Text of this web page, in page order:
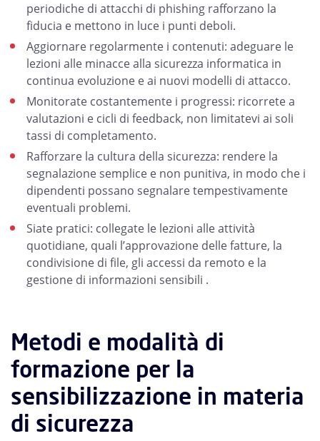
periodiche di attacchi di phishing rafforzano la
fiducia e mettono in luce i punti deboli.
Aggiornare regolarmente i contenuti: adeguare le
lezioni alle minacce alla sicurezza informatica in
continua evoluzione e ai nuovi modelli di attacco.
Monitorate costantemente i progressi: ricorrete a
valutazioni e cicli di feedback, non limitatevi ai soli
tassi di completamento.
Rafforzare la cultura della sicurezza: rendere la
segnalazione semplice e non punitiva, in modo che i
dipendenti possano segnalare tempestivamente
eventuali problemi.
Siate pratici: collegate le lezioni alle attività
quotidiane, quali l’approvazione delle fatture, la
condivisione di file, gli accessi da remoto e la
gestione di informazioni sensibili .
Metodi e modalità di
formazione per la
sensibilizzazione in materia
di sicurezza